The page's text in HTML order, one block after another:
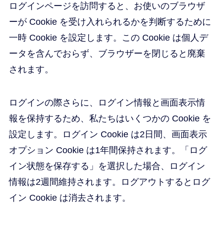
ログインページを訪問すると、お使いのブラウザ
ーが Cookie を受け入れられるかを判断するために
一時 Cookie を設定します。この Cookie は個人デ
ータを含んでおらず、ブラウザーを閉じると廃棄
されます。
ログインの際さらに、ログイン情報と画面表示情
報を保持するため、私たちはいくつかの Cookie を
設定します。ログイン Cookie は2日間、画面表示
オプション Cookie は1年間保持されます。「ログ
イン状態を保存する」を選択した場合、ログイン
情報は2週間維持されます。ログアウトするとログ
イン Cookie は消去されます。